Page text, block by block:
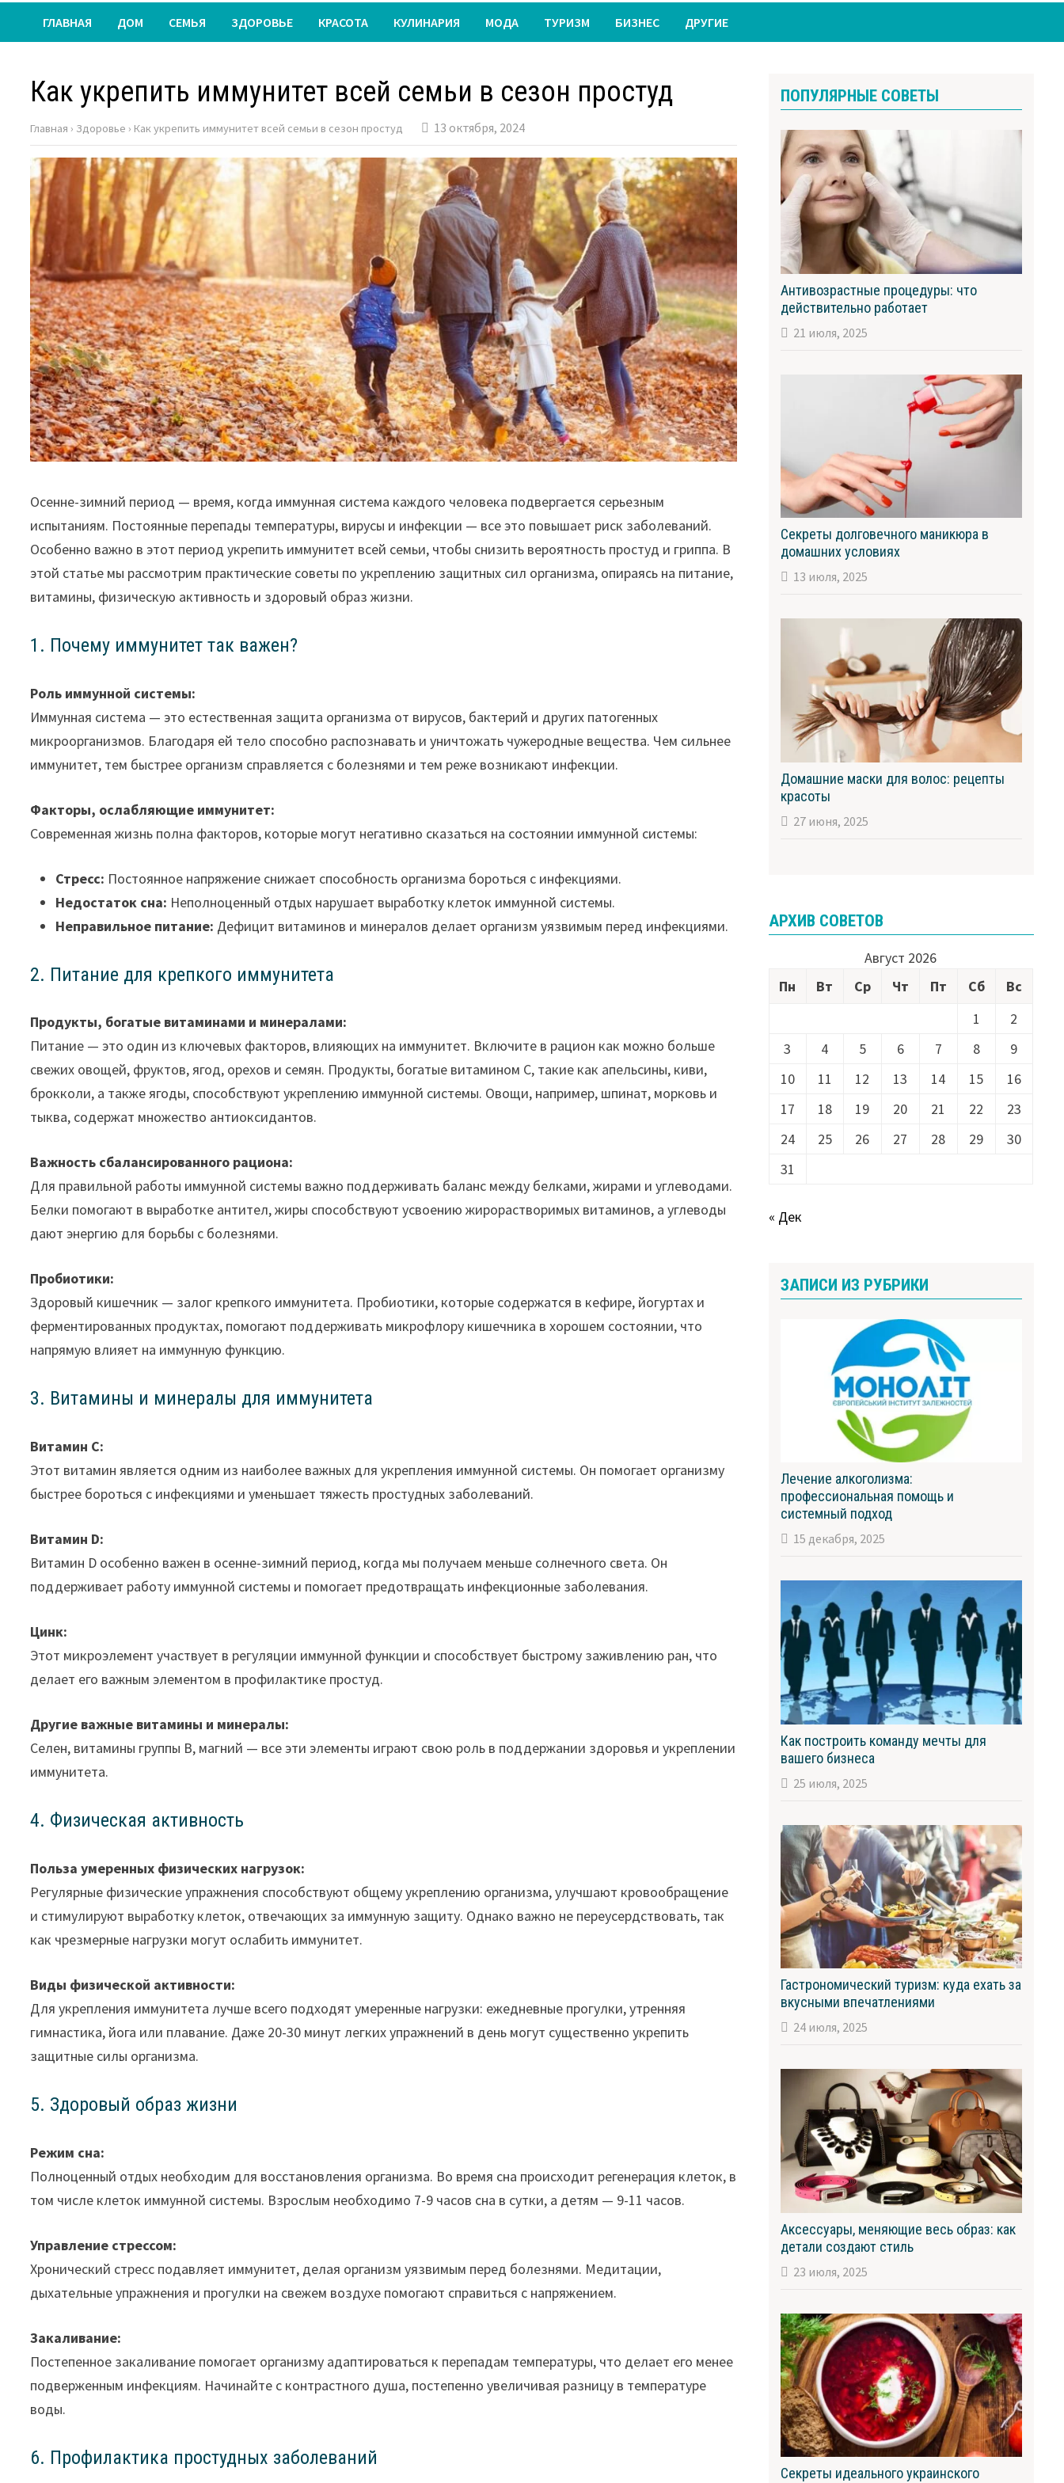
ГЛАВНАЯ ДОМ СЕМЬЯ ЗДОРОВЬЕ КРАСОТА КУЛИНАРИЯ МОДА ТУРИЗМ БИЗНЕС ДРУГИЕ
Как укрепить иммунитет всей семьи в сезон простуд
Главная › Здоровье › Как укрепить иммунитет всей семьи в сезон простуд 13 октября, 2024
Осенне-зимний период — время, когда иммунная система каждого человека подвергается серьезным
испытаниям. Постоянные перепады температуры, вирусы и инфекции — все это повышает риск заболеваний.
Особенно важно в этот период укрепить иммунитет всей семьи, чтобы снизить вероятность простуд и гриппа. В
этой статье мы рассмотрим практические советы по укреплению защитных сил организма, опираясь на питание,
витамины, физическую активность и здоровый образ жизни.
1. Почему иммунитет так важен?
Роль иммунной системы:
Иммунная система — это естественная защита организма от вирусов, бактерий и других патогенных
микроорганизмов. Благодаря ей тело способно распознавать и уничтожать чужеродные вещества. Чем сильнее
иммунитет, тем быстрее организм справляется с болезнями и тем реже возникают инфекции.
Факторы, ослабляющие иммунитет:
Современная жизнь полна факторов, которые могут негативно сказаться на состоянии иммунной системы:
Стресс: Постоянное напряжение снижает способность организма бороться с инфекциями.
Недостаток сна: Неполноценный отдых нарушает выработку клеток иммунной системы.
Неправильное питание: Дефицит витаминов и минералов делает организм уязвимым перед инфекциями.
2. Питание для крепкого иммунитета
Продукты, богатые витаминами и минералами:
Питание — это один из ключевых факторов, влияющих на иммунитет. Включите в рацион как можно больше
свежих овощей, фруктов, ягод, орехов и семян. Продукты, богатые витамином C, такие как апельсины, киви,
брокколи, а также ягоды, способствуют укреплению иммунной системы. Овощи, например, шпинат, морковь и
тыква, содержат множество антиоксидантов.
Важность сбалансированного рациона:
Для правильной работы иммунной системы важно поддерживать баланс между белками, жирами и углеводами.
Белки помогают в выработке антител, жиры способствуют усвоению жирорастворимых витаминов, а углеводы
дают энергию для борьбы с болезнями.
Пробиотики:
Здоровый кишечник — залог крепкого иммунитета. Пробиотики, которые содержатся в кефире, йогуртах и
ферментированных продуктах, помогают поддерживать микрофлору кишечника в хорошем состоянии, что
напрямую влияет на иммунную функцию.
3. Витамины и минералы для иммунитета
Витамин C:
Этот витамин является одним из наиболее важных для укрепления иммунной системы. Он помогает организму
быстрее бороться с инфекциями и уменьшает тяжесть простудных заболеваний.
Витамин D:
Витамин D особенно важен в осенне-зимний период, когда мы получаем меньше солнечного света. Он
поддерживает работу иммунной системы и помогает предотвращать инфекционные заболевания.
Цинк:
Этот микроэлемент участвует в регуляции иммунной функции и способствует быстрому заживлению ран, что
делает его важным элементом в профилактике простуд.
Другие важные витамины и минералы:
Селен, витамины группы B, магний — все эти элементы играют свою роль в поддержании здоровья и укреплении
иммунитета.
4. Физическая активность
Польза умеренных физических нагрузок:
Регулярные физические упражнения способствуют общему укреплению организма, улучшают кровообращение
и стимулируют выработку клеток, отвечающих за иммунную защиту. Однако важно не переусердствовать, так
как чрезмерные нагрузки могут ослабить иммунитет.
Виды физической активности:
Для укрепления иммунитета лучше всего подходят умеренные нагрузки: ежедневные прогулки, утренняя
гимнастика, йога или плавание. Даже 20-30 минут легких упражнений в день могут существенно укрепить
защитные силы организма.
5. Здоровый образ жизни
Режим сна:
Полноценный отдых необходим для восстановления организма. Во время сна происходит регенерация клеток, в
том числе клеток иммунной системы. Взрослым необходимо 7-9 часов сна в сутки, а детям — 9-11 часов.
Управление стрессом:
Хронический стресс подавляет иммунитет, делая организм уязвимым перед болезнями. Медитации,
дыхательные упражнения и прогулки на свежем воздухе помогают справиться с напряжением.
Закаливание:
Постепенное закаливание помогает организму адаптироваться к перепадам температуры, что делает его менее
подверженным инфекциям. Начинайте с контрастного душа, постепенно увеличивая разницу в температуре
воды.
6. Профилактика простудных заболеваний
ПОПУЛЯРНЫЕ СОВЕТЫ
Антивозрастные процедуры: что
действительно работает
21 июля, 2025
Секреты долговечного маникюра в
домашних условиях
13 июля, 2025
Домашние маски для волос: рецепты
красоты
27 июня, 2025
АРХИВ СОВЕТОВ
Август 2026
Пн
Вт Ср Чт Пт Сб
Вс
1
2
3
4 5 6 7 8
9
10
11 12 13 14 15
16
17
18 19 20 21 22
23
24
25 26 27 28 29
30
31
« Дек
ЗАПИСИ ИЗ РУБРИКИ
Лечение алкоголизма:
профессиональная помощь и
системный подход
15 декабря, 2025
Как построить команду мечты для
вашего бизнеса
25 июля, 2025
Гастрономический туризм: куда ехать за
вкусными впечатлениями
24 июля, 2025
Аксессуары, меняющие весь образ: как
детали создают стиль
23 июля, 2025
Секреты идеального украинского